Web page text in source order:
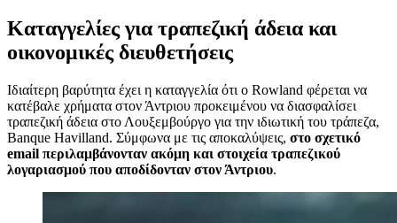
Καταγγελίες για τραπεζική άδεια και
οικονομικές διευθετήσεις
Ιδιαίτερη βαρύτητα έχει η καταγγελία ότι ο Rowland φέρεται να
κατέβαλε χρήματα στον Άντριου προκειμένου να διασφαλίσει
τραπεζική άδεια στο Λουξεμβούργο για την ιδιωτική του τράπεζα,
Banque Havilland. Σύμφωνα με τις αποκαλύψεις, στο σχετικό
email περιλαμβάνονταν ακόμη και στοιχεία τραπεζικού
λογαριασμού που αποδίδονταν στον Άντριου.